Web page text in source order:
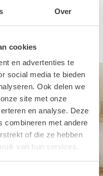
Over
cookies
en advertenties te
social media te bieden
Ook delen we
site met onze
en analyse. Deze
combineren met andere
of die ze hebben
van hun services.